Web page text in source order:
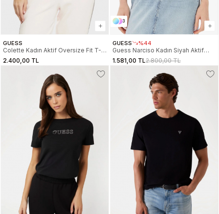
GUESS
Colette Kadın Aktif Oversize Fit T-
Shirt
2.400,00 TL
3
GUESS %44
Guess Narciso Kadın Siyah Aktif
Regular Fit T-Shirt V5GI10K9RM1-
JBLK
1.581,00 TL2.800,00 TL